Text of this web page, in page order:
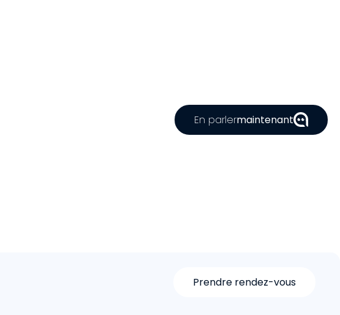
En parlermaintenant
Prendre rendez-vous